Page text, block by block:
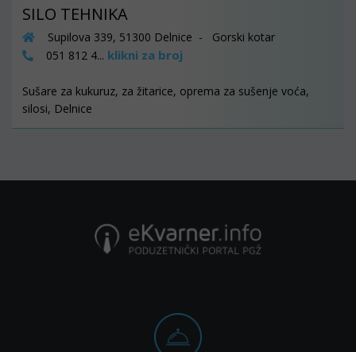
SILO TEHNIKA
Supilova 339, 51300 Delnice - Gorski kotar
051 812 4... klikni za broj
Sušare za kukuruz, za žitarice, oprema za sušenje voća,
silosi, Delnice